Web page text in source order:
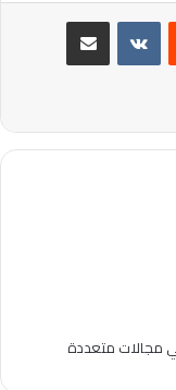
مشاركة عبر البريد
مجالات متعددة